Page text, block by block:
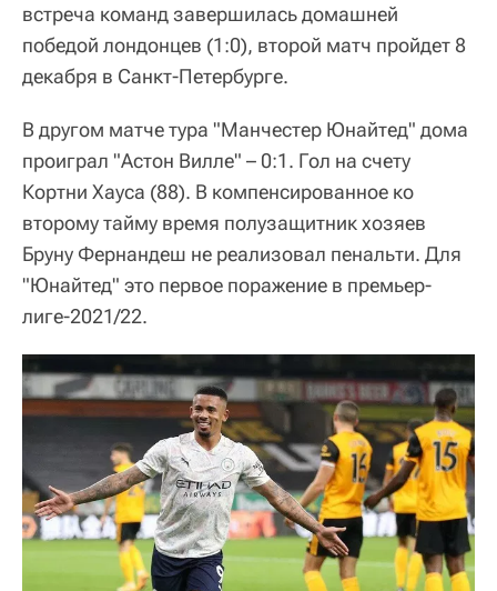
встреча команд завершилась домашней
победой лондонцев (1:0), второй матч пройдет 8
декабря в Санкт-Петербурге.
В другом матче тура "Манчестер Юнайтед" дома
проиграл "Астон Вилле" – 0:1. Гол на счету
Кортни Хауса (88). В компенсированное ко
второму тайму время полузащитник хозяев
Бруну Фернандеш не реализовал пенальти. Для
"Юнайтед" это первое поражение в премьер-
лиге-2021/22.